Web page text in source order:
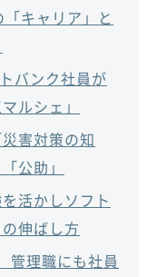
キャリア」と
バンク社員が
ルシェ」
害対策の知
公助」
活かしソフト
伸ばし方
理職にも社員